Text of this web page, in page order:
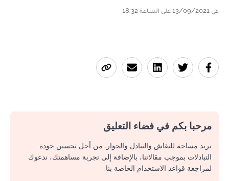
في 13/09/2021 على الساعة 18:32
مرحبا بكم في فضاء التعليق
نريد مساحة للنقاش والتبادل والحوار. من أجل تحسين جودة
التبادلات بموجب مقالاتنا، بالإضافة إلى تجربة مساهمتك، ندعوك
لمراجعة قواعد الاستخدام الخاصة بنا.